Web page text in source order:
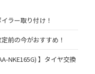
ラー取り付け！
前の今がおすすめ！
NKE165G) 】タイヤ交換